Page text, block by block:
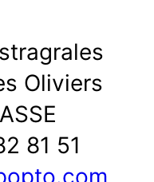
Oliviers
81 51